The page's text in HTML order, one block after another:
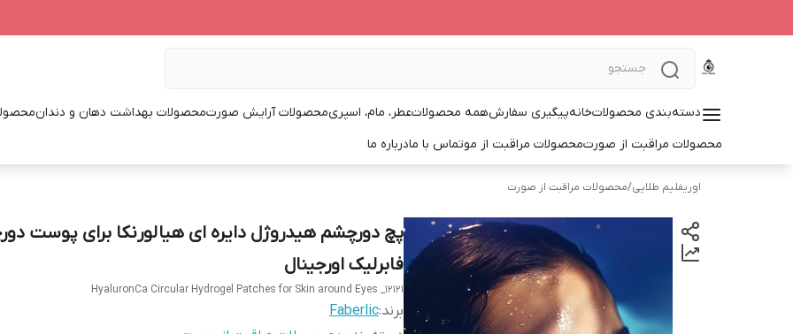
دسته‌بندی محصولاتخانهپیگیری سفارشهمه محصولاتعطر، مام، اسپریمحصولات آرایش صورتمحصولات بهداشت دهان و دندان
محصولات مراقبت از صورتمحصولات مراقبت از موتماس با مادرباره ما
اوریفلیم طلایی/محصولات مراقبت از صورت
پچ دورچشم هیدروژل دایره ای هیالورنکا برای پوست
فابرلیک اورجینال
HyaluronCa Circular Hydrogel Patches for Skin around Eyes _12121
برند:Faberlic